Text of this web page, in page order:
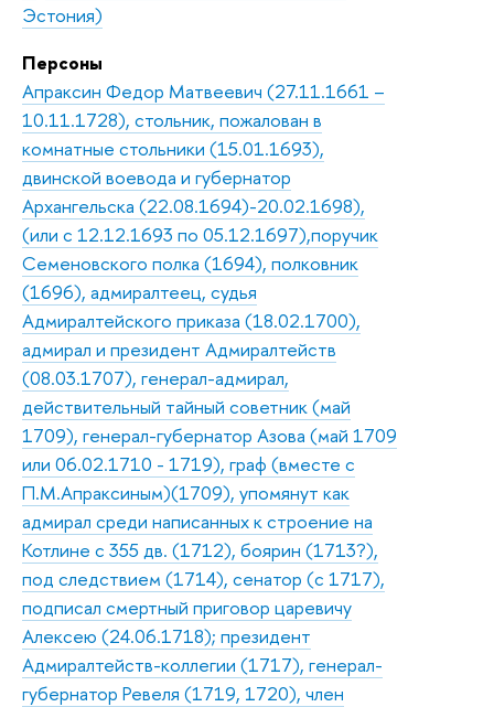
Эстония)
Персоны
Апраксин Федор Матвеевич (27.11.1661 –
10.11.1728), стольник, пожалован в
комнатные стольники (15.01.1693),
двинской воевода и губернатор
Архангельска (22.08.1694)-20.02.1698),
(или с 12.12.1693 по 05.12.1697),поручик
Семеновского полка (1694), полковник
(1696), адмиралтеец, судья
Адмиралтейского приказа (18.02.1700),
адмирал и президент Адмиралтейств
(08.03.1707), генерал-адмирал,
действительный тайный советник (май
1709), генерал-губернатор Азова (май 1709
или 06.02.1710 - 1719), граф (вместе с
П.М.Апраксиным)(1709), упомянут как
адмирал среди написанных к строение на
Котлине с 355 дв. (1712), боярин (1713?),
под следствием (1714), сенатор (с 1717),
подписал смертный приговор царевичу
Алексею (24.06.1718); президент
Адмиралтейств-коллегии (1717), генерал-
губернатор Ревеля (1719, 1720), член